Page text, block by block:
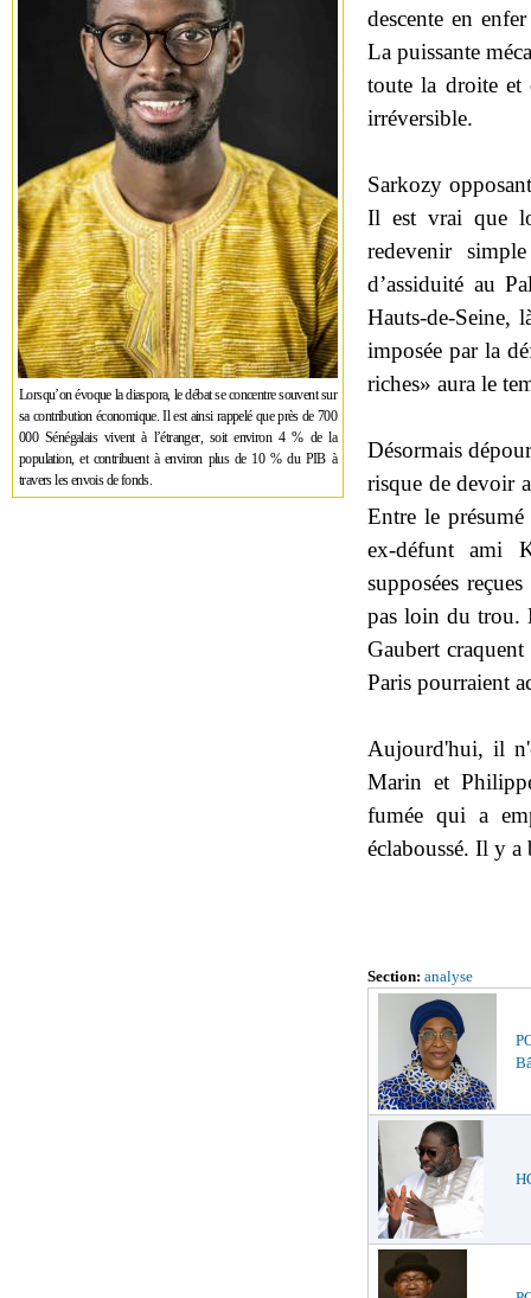
Lorsqu’on évoque la diaspora, le débat se concentre souvent sur
sa contribution économique. Il est ainsi rappelé que près de 700
000 Sénégalais vivent à l’étranger, soit environ 4 % de la
population, et contribuent à environ plus de 10 % du PIB à
travers les envois de fonds.
descente en
La puissante
toute la droite et
irréversible.
Sarkozy
Il est vrai que
redevenir
d’assiduité au
Hauts-de-Seine,
imposée par la
riches» aura le
Désormais
risque de devoir
Entre le
ex-défunt ami
supposées
pas loin du trou.
Gaubert
Paris pourraient
Aujourd'hui, il
Marin et
fumée qui a
éclaboussé. Il y
Section: analyse